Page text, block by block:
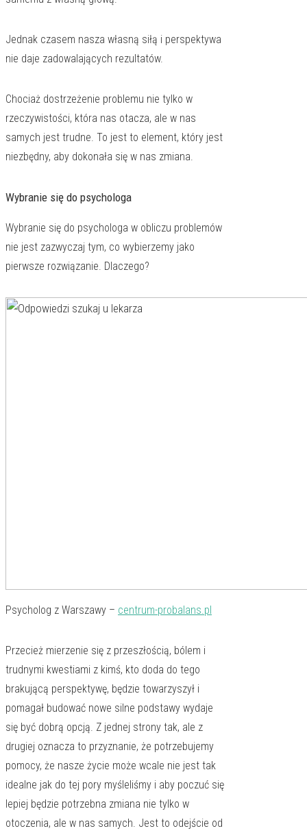
Jednak czasem nasza własną siłą i perspektywa
nie daje zadowalających rezultatów.
Chociaż dostrzeżenie problemu nie tylko w
rzeczywistości, która nas otacza, ale w nas
samych jest trudne. To jest to element, który jest
niezbędny, aby dokonała się w nas zmiana.
Wybranie się do psychologa
Wybranie się do psychologa w obliczu problemów
nie jest zazwyczaj tym, co wybierzemy jako
pierwsze rozwiązanie. Dlaczego?
Psycholog z Warszawy – centrum-probalans.pl
Przecież mierzenie się z przeszłością, bólem i
trudnymi kwestiami z kimś, kto doda do tego
brakującą perspektywę, będzie towarzyszył i
pomagał budować nowe silne podstawy wydaje
się być dobrą opcją. Z jednej strony tak, ale z
drugiej oznacza to przyznanie, że potrzebujemy
pomocy, że nasze życie może wcale nie jest tak
idealne jak do tej pory myśleliśmy i aby poczuć się
lepiej będzie potrzebna zmiana nie tylko w
otoczenia, ale w nas samych. Jest to odejście od